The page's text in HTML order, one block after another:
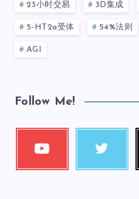
23小时交易 3D集成
5-HT2a受体 54%法则
AGI
Follow Me!